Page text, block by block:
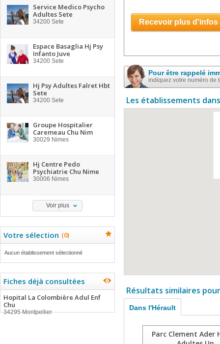
Service Medico Psycho
Adultes Sete
34200 Sete
Espace Basaglia Hj Psy
Infanto Juve
34200 Sete
Hj Psy Adultes Falret Hbt
Sete
34200 Sete
Groupe Hospitalier
Caremeau Chu Nim
30029 Nimes
Hj Centre Pedo
Psychiatrie Chu Nime
30006 Nimes
Voir plus
Votre sélection (0)
Aucun établissement sélectionné
Fiches déjà consultées
Hopital La Colombière Adul Enf
Chu
34295 Montpellier
Recevoir plus d'infos
Pour être rappelé
indiquez votre numéro de
Les établissements
Résultats similaires
Dans l'Hérault
Parc Clement Ader